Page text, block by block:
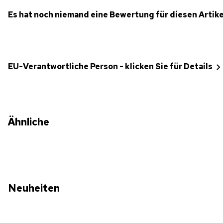
Es hat noch niemand eine Bewertung für diesen
EU-Verantwortliche Person - klicken Sie für Details
Ähnliche
Neuheiten